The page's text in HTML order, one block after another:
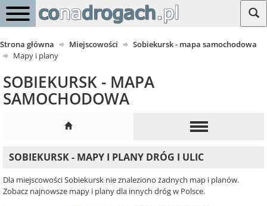
Strona główna Miejscowości
Sobiekursk - mapa samochodowa
Mapy i plany
SOBIEKURSK - MAPA
SAMOCHODOWA
SOBIEKURSK - MAPY I PLANY DRÓG I ULIC
Dla miejscowości Sobiekursk nie znaleziono żadnych map i planów.
Zobacz najnowsze mapy i plany dla innych dróg w Polsce.